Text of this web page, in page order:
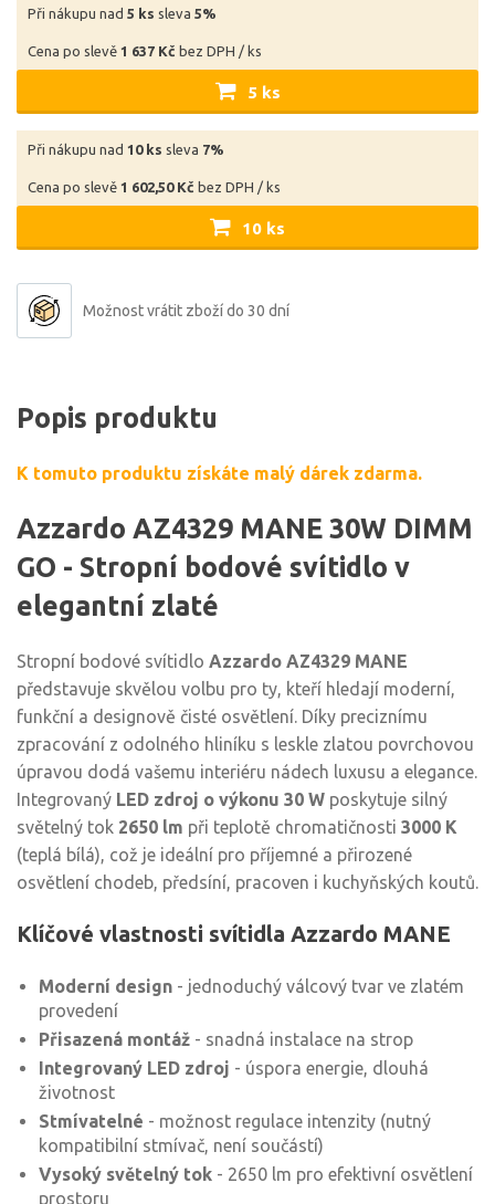
Při nákupu nad 5 ks sleva 5%
Cena po slevě 1 637 Kč bez DPH / ks
5 ks
Při nákupu nad 10 ks sleva 7%
Cena po slevě 1 602,50 Kč bez DPH / ks
10 ks
Možnost vrátit zboží do 30 dní
Popis produktu
K tomuto produktu získáte malý dárek zdarma.
Azzardo AZ4329 MANE 30W DIMM
GO - Stropní bodové svítidlo v
elegantní zlaté
Stropní bodové svítidlo Azzardo AZ4329 MANE
představuje skvělou volbu pro ty, kteří hledají moderní,
funkční a designově čisté osvětlení. Díky preciznímu
zpracování z odolného hliníku s leskle zlatou povrchovou
úpravou dodá vašemu interiéru nádech luxusu a elegance.
Integrovaný LED zdroj o výkonu 30 W poskytuje silný
světelný tok 2650 lm při teplotě chromatičnosti 3000 K
(teplá bílá), což je ideální pro příjemné a přirozené
osvětlení chodeb, předsíní, pracoven i kuchyňských koutů.
Klíčové vlastnosti svítidla Azzardo MANE
Moderní design - jednoduchý válcový tvar ve zlatém
provedení
Přisazená montáž - snadná instalace na strop
Integrovaný LED zdroj - úspora energie, dlouhá
životnost
Stmívatelné - možnost regulace intenzity (nutný
kompatibilní stmívač, není součástí)
Vysoký světelný tok - 2650 lm pro efektivní osvětlení
prostoru